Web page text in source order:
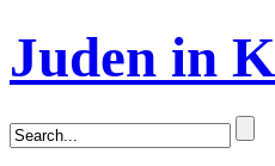
Juden in